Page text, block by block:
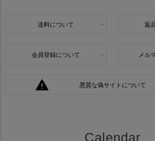
送料について 返
会員登録について メル
悪質な偽サイトについて
Calendar